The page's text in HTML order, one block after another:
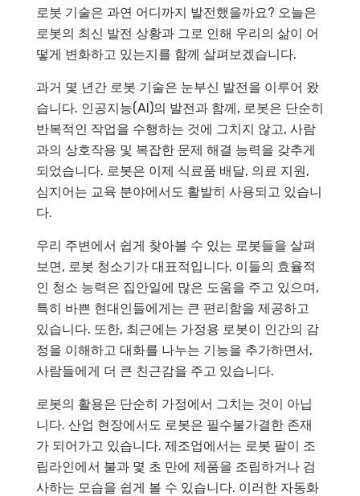
로봇 기술은 과연 어디까지 발전했을까요? 오늘은
로봇의 최신 발전 상황과 그로 인해 우리의 삶이 어
떻게 변화하고 있는지를 함께 살펴보겠습니다.
과거 몇 년간 로봇 기술은 눈부신 발전을 이루어 왔
습니다. 인공지능(AI)의 발전과 함께, 로봇은 단순히
반복적인 작업을 수행하는 것에 그치지 않고, 사람
과의 상호작용 및 복잡한 문제 해결 능력을 갖추게
되었습니다. 로봇은 이제 식료품 배달, 의료 지원,
심지어는 교육 분야에서도 활발히 사용되고 있습니
다.
우리 주변에서 쉽게 찾아볼 수 있는 로봇들을 살펴
보면, 로봇 청소기가 대표적입니다. 이들의 효율적
인 청소 능력은 집안일에 많은 도움을 주고 있으며,
특히 바쁜 현대인들에게는 큰 편리함을 제공하고
있습니다. 또한, 최근에는 가정용 로봇이 인간의 감
정을 이해하고 대화를 나누는 기능을 추가하면서,
사람들에게 더 큰 친근감을 주고 있습니다.
로봇의 활용은 단순히 가정에서 그치는 것이 아닙
니다. 산업 현장에서도 로봇은 필수불가결한 존재
가 되어가고 있습니다. 제조업에서는 로봇 팔이 조
립라인에서 불과 몇 초 만에 제품을 조립하거나 검
사하는 모습을 쉽게 볼 수 있습니다. 이러한 자동화